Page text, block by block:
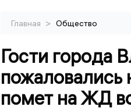
Главная > Общество
Гости города
пожаловались
помет на ЖД